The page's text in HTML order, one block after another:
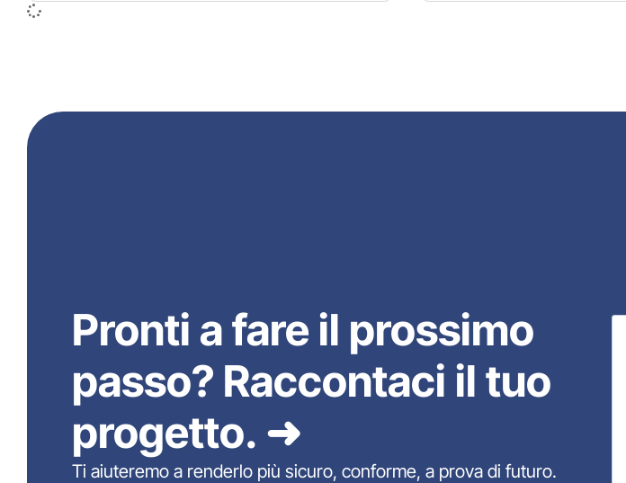
Pronti a fare il prossimo
passo? Raccontaci il tuo
progetto. ➜
Ti aiuteremo a renderlo più sicuro, conforme, a prova di futuro.